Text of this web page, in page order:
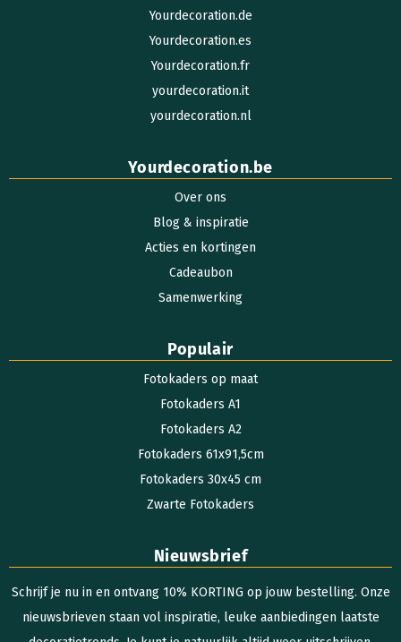
Yourdecoration.de
Yourdecoration.es
Yourdecoration.fr
yourdecoration.it
yourdecoration.nl
Yourdecoration.be
Over ons
Blog & inspiratie
Acties en kortingen
Cadeaubon
Samenwerking
Populair
Fotokaders op maat
Fotokaders A1
Fotokaders A2
Fotokaders 61x91,5cm
Fotokaders 30x45 cm
Zwarte Fotokaders
Nieuwsbrief
Schrijf je nu in en ontvang 10% KORTING op jouw bestelling. Onze
nieuwsbrieven staan vol inspiratie, leuke aanbiedingen laatste